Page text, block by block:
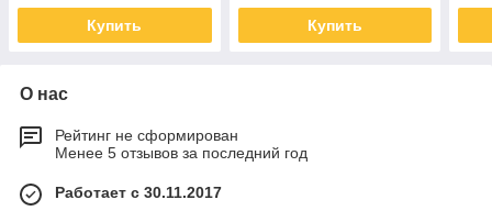
Купить Купить
О нас
Рейтинг не сформирован
Менее 5 отзывов за последний год
Работает с 30.11.2017